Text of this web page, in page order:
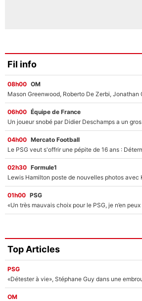
Fil info
08h00 OM
06h00 Équipe de France
04h00 Mercato Football
02h30 Formule1
01h00 PSG
Top Articles
PSG
«Détester à vie», Stéphane Guy dans une
OM